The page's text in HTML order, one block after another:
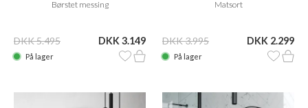
Børstet messing
DKK 5.495 DKK 3.149
På lager
Matsort
DKK 3.995 DKK 2.299
På lager